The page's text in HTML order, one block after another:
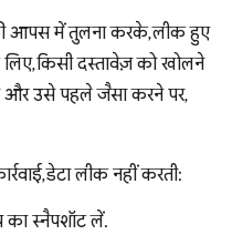
आपस में तुलना करके, लीक हुए
किसी दस्तावेज़ को खोलने
और उसे पहले जैसा करने पर,
डेटा लीक नहीं करती:
का स्नैपशॉट लें.